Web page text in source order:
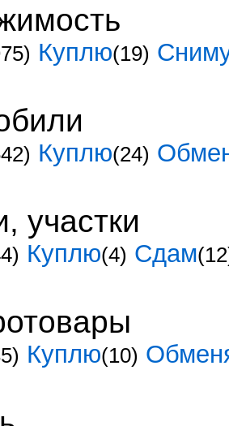
Куплю(19)
Куплю(24)
участки
Куплю(4) Сдам
Куплю(10)